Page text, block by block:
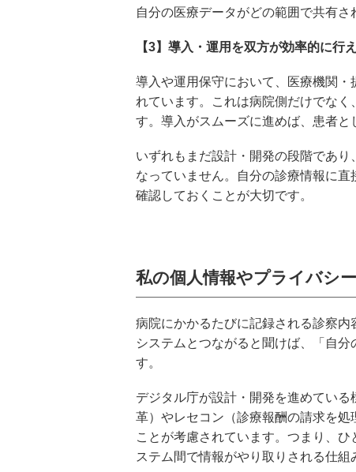
自分の医療データがどの範囲で共有さ
【3】導入・運用を双方が効率的に行
導入や運用保守において、医療機関
れています。これは病院側だけでな
す。導入がスムーズに進めば、患者と
いずれもまだ設計・開発の段階であ
なっていません。自分の診療情報に
確認しておくことが大切です。
私の個人情報やプライバシ
病院にかかるたびに記録される診察
システムとつながると聞けば、「自
す。
デジタル庁が設計・開発を進めてい
革）やレセコン（診療報酬の請求を
ことが考慮されています。つまり、
ステム間で情報がやり取りされる仕組